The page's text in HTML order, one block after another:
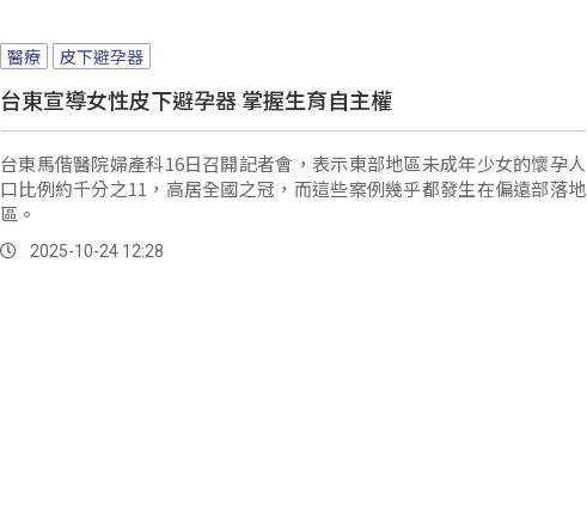
醫療 皮下避孕器
台東宣導女性皮下避孕器 掌握生育自主權
台東馬偕醫院婦產科16日召開記者會，表示東部地區未成年少女的懷孕人
口比例約千分之11，高居全國之冠，而這些案例幾乎都發生在偏遠部落地
區。
2025-10-24 12:28